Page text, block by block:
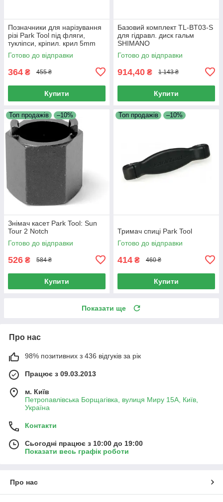
Позначники для нарізування
різі Park Tool під фляги,
тукліпси, кріпил. крил 5mm
х.8
Готово до відправки
364 ₴ 455 ₴
Купити
Базовий комплект TL-BT03-S
для гідравл. диск гальм
SHIMANO
Готово до відправки
914,40 ₴ 1 143 ₴
Купити
Топ продажів –10%
Знімач касет Park Tool: Sun
Tour 2 Notch
Готово до відправки
526 ₴ 584 ₴
Купити
Топ продажів –10%
Тримач спиці Park Tool
Готово до відправки
414 ₴ 460 ₴
Купити
Показати ще
Про нас
98% позитивних з 436 відгуків за рік
Працює з 09.03.2013
м. Київ
Петропавлівська Борщагівка, вулиця Миру 15А, Київ,
Україна
Контакти
Сьогодні працює з 10:00 до 19:00
Показати весь графік роботи
Про нас